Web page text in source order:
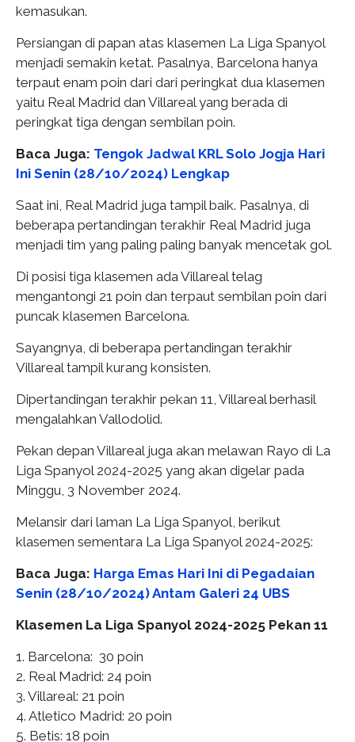
kemasukan.
Persiangan di papan atas klasemen La Liga Spanyol
menjadi semakin ketat. Pasalnya, Barcelona hanya
terpaut enam poin dari dari peringkat dua klasemen
yaitu Real Madrid dan Villareal yang berada di
peringkat tiga dengan sembilan poin.
Baca Juga: Tengok Jadwal KRL Solo Jogja Hari
Ini Senin (28/10/2024) Lengkap
Saat ini, Real Madrid juga tampil baik. Pasalnya, di
beberapa pertandingan terakhir Real Madrid juga
menjadi tim yang paling paling banyak mencetak gol.
Di posisi tiga klasemen ada Villareal telag
mengantongi 21 poin dan terpaut sembilan poin dari
puncak klasemen Barcelona.
Sayangnya, di beberapa pertandingan terakhir
Villareal tampil kurang konsisten.
Dipertandingan terakhir pekan 11, Villareal berhasil
mengalahkan Vallodolid.
Pekan depan Villareal juga akan melawan Rayo di La
Liga Spanyol 2024-2025 yang akan digelar pada
Minggu, 3 November 2024.
Melansir dari laman La Liga Spanyol, berikut
klasemen sementara La Liga Spanyol 2024-2025:
Baca Juga: Harga Emas Hari Ini di Pegadaian
Senin (28/10/2024) Antam Galeri 24 UBS
Klasemen La Liga Spanyol 2024-2025 Pekan 11
1. Barcelona: 30 poin
2. Real Madrid: 24 poin
3. Villareal: 21 poin
4. Atletico Madrid: 20 poin
5. Betis: 18 poin